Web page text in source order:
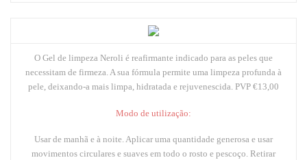
O Gel de limpeza Neroli é reafirmante indicado para as peles que
necessitam de firmeza. A sua fórmula permite uma limpeza profunda à
pele, deixando-a mais limpa, hidratada e rejuvenescida. PVP €13,00
Modo de utilização:
Usar de manhã e à noite. Aplicar uma quantidade generosa e usar
movimentos circulares e suaves em todo o rosto e pescoço. Retirar